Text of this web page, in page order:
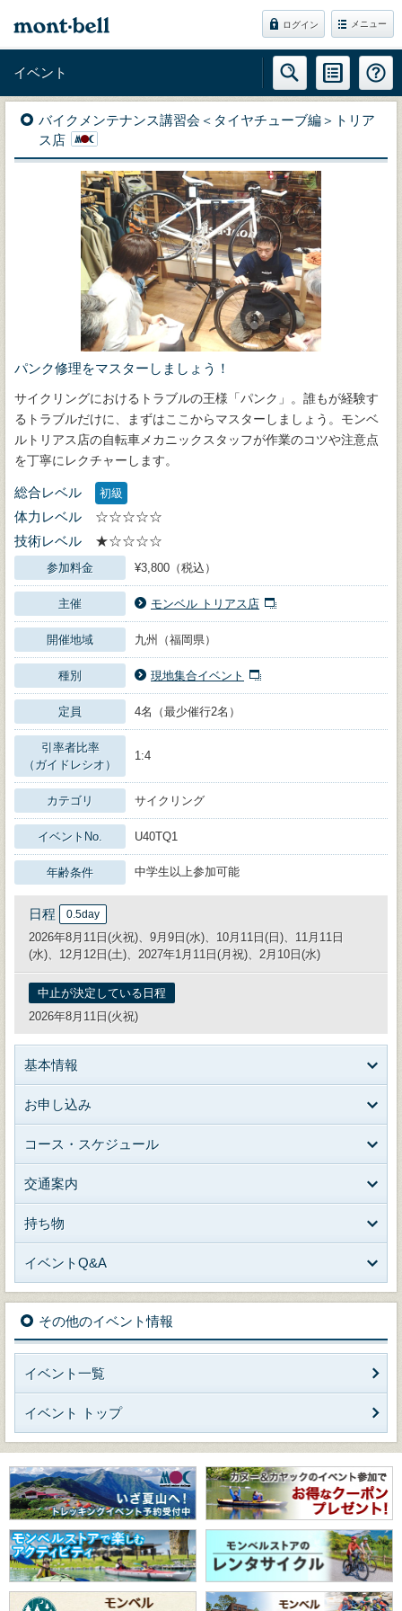
ログイン メニュー
イベント
バイクメンテナンス講習会＜タイヤチューブ編＞トリア
ス店
パンク修理をマスターしましょう！
サイクリングにおけるトラブルの王様「パンク」。誰もが経験す
るトラブルだけに、まずはここからマスターしましょう。モンベ
ルトリアス店の自転車メカニックスタッフが作業のコツや注意点
を丁寧にレクチャーします。
総合レベル 初級
体力レベル
☆☆☆☆☆
技術レベル
★☆☆☆☆
参加料金 ¥3,800（税込）
主催 モンベル トリアス店
開催地域 九州（福岡県）
種別 現地集合イベント
定員 4名（最少催行2名）
引率者比率
（ガイドレシオ）
1:4
カテゴリ サイクリング
イベントNo. U40TQ1
年齢条件 中学生以上参加可能
日程 0.5day
2026年8月11日(火祝)、9月9日(水)、10月11日(日)、11月11日
(水)、12月12日(土)、2027年1月11日(月祝)、2月10日(水)
中止が決定している日程
2026年8月11日(火祝)
基本情報
お申し込み
コース・スケジュール
交通案内
持ち物
イベントQ&A
その他のイベント情報
イベント一覧
イベント トップ